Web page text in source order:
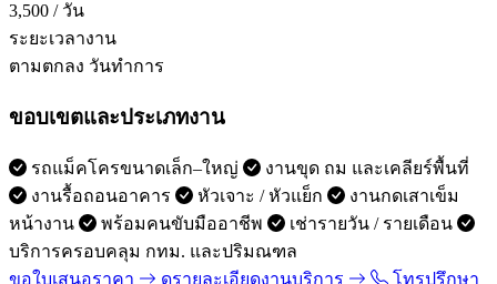
3,500 / วัน
ระยะเวลางาน
ตามตกลง วันทำการ
ขอบเขตและประเภทงาน
รถแม็คโครขนาดเล็ก–ใหญ่
งานขุด ถม และเคลียร์พื้นที่
งานรื้อถอนอาคาร
หัวเจาะ / หัวแย็ก
งานกดเสาเข็ม
หน้างาน
พร้อมคนขับมืออาชีพ
เช่ารายวัน / รายเดือน
บริการครอบคลุม กทม. และปริมณฑล
ขอใบเสนอราคา
ดูรายละเอียดงานบริการ โทรปรึกษา